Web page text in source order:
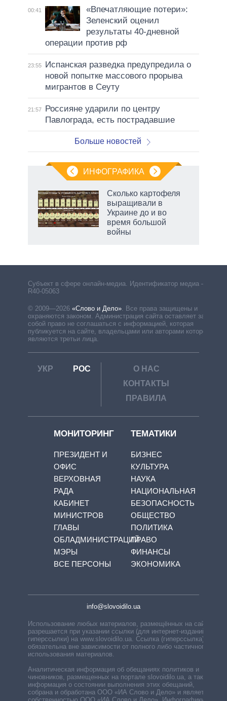
00:41
«Впечатляющие потери»:
Зеленский оценил
результаты 40-дневной
операции против рф
23:55
Испанская разведка предупредила о
новой попытке массового прорыва
мигрантов в Сеуту
21:57
Россияне ударили по центру
Павлограда, есть пострадавшие
Больше новостей
ИНФОГРАФИКА
Сколько картофеля
выращивали в
Украине до и во
время большой
войны
Субъект в сфере онлайн-медиа. Идентификатор медиа –
R40-05063
© 2009—2026 «Слово и Дело»
Все права защищены и
охраняются законом. Администрация сайта оставляет за
собой право не соглашаться с информацией, которая
публикуется на сайте, владельцами или авторами которой
являются третьи лица.
УКР РОС
О НАС
КОНТАКТЫ
ПРАВИЛА
МОНИТОРИНГ
ПРЕЗИДЕНТ И
ОФИС
ВЕРХОВНАЯ
РАДА
КАБИНЕТ
МИНИСТРОВ
ГЛАВЫ
ОБЛАДМИНИСТРАЦИЙ
МЭРЫ
ВСЕ ПЕРСОНЫ
ТЕМАТИКИ
БИЗНЕС
КУЛЬТУРА
НАУКА
НАЦИОНАЛЬНАЯ
БЕЗОПАСНОСТЬ
ОБЩЕСТВО
ПОЛИТИКА
ПРАВО
ФИНАНСЫ
ЭКОНОМИКА
info@slovoidilo.ua
Использование любых материалов, размещённых на сайте,
разрешается при указании ссылки (для интернет-изданий —
гиперссылки) на www.slovoidilo.ua. Ссылка (гиперссылка)
обязательна вне зависимости от полного либо частичного
использования материалов.
Аналитическая информация об обещаниях политиков и
чиновников, размещенных на портале slovoidilo.ua, а также
информация о состоянии выполнения этих обещаний,
собрана и обработана ООО «ИА Слово и Дело» и является